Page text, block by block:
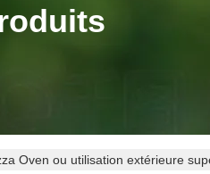
Oven ou utilisation extérieure